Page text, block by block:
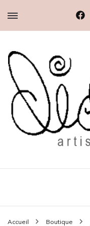
Diddha
Accueil Boutique